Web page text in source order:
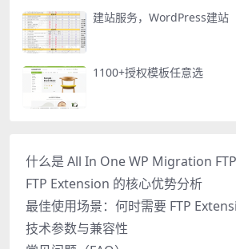
建站服务，WordPress建站
1100+授权模板任意选
什么是 All In One WP Migration
FTP Extension 的核心优势分析
最佳使用场景：何时需要 FTP
技术参数与兼容性